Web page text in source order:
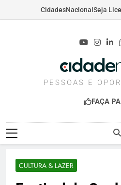
CidadesNacional Seja
PESSOAS E
FAÇA
CULTURA & LAZER